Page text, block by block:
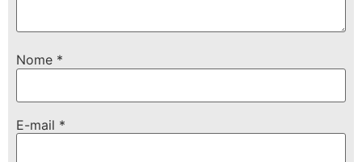
Nome *
E-mail *